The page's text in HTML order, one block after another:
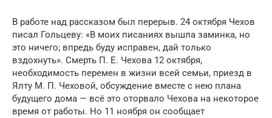
В работе над рассказом был перерыв. 24 октября Чехов
писал Гольцеву: «В моих писаниях вышла заминка, но
это ничего; впредь буду исправен, дай только
вздохнуть». Смерть П. Е. Чехова 12 октября,
необходимость перемен в жизни всей семьи, приезд в
Ялту М. П. Чеховой, обсуждение вместе с нею плана
будущего дома — всё это оторвало Чехова на некоторое
время от работы. Но 11 ноября он сообщает